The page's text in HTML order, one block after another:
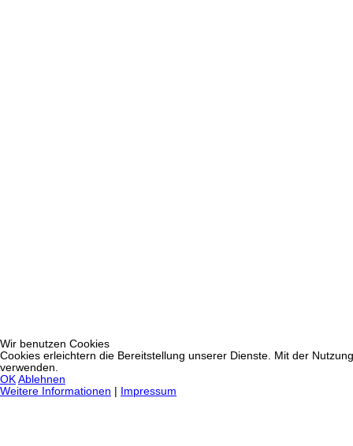
Wir benutzen Cookies
Cookies erleichtern die Bereitstellung unserer Dienste. Mit der
verwenden.
OK Ablehnen
Weitere Informationen | Impressum